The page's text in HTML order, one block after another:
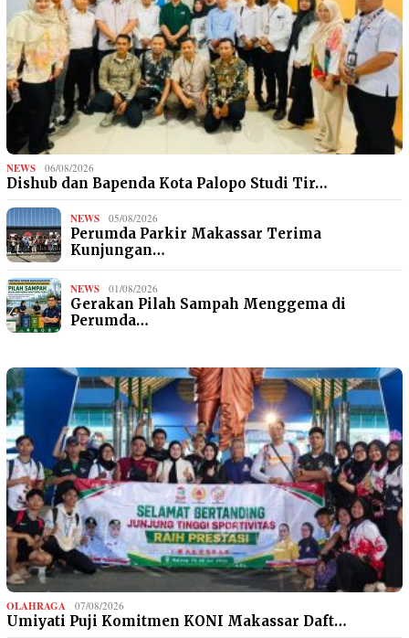
NEWS 06/08/2026
Dishub dan Bapenda Kota Palopo Studi Tir…
NEWS 05/08/2026
Perumda Parkir Makassar Terima
Kunjungan…
NEWS 01/08/2026
Gerakan Pilah Sampah Menggema di
Perumda…
OLAHRAGA 07/08/2026
Umiyati Puji Komitmen KONI Makassar Daft…